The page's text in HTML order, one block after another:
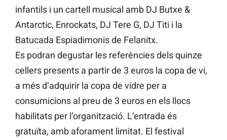
infantils i un cartell musical amb DJ Butxe &
Antarctic, Enrockats, DJ Tere G, DJ Titi i la
Batucada Espiadimonis de Felanitx.
Es podran degustar les referències dels quinze
cellers presents a partir de 3 euros la copa de vi,
a més d’adquirir la copa de vidre per a
consumicions al preu de 3 euros en els llocs
habilitats per l’organització. L’entrada és
gratuïta, amb aforament limitat. El festival